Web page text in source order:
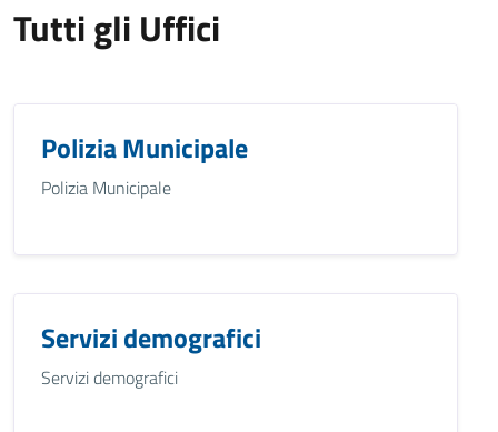
Tutti gli Uffici
Polizia Municipale
Polizia Municipale
Servizi demografici
Servizi demografici